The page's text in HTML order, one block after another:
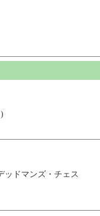
ッドマンズ・チェス